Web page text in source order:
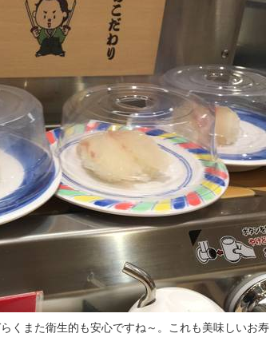
くまた衛生的も安心ですね～。これも美味しいお寿